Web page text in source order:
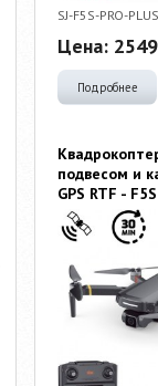
SJ-F5S-PRO-
Цена:
Подробнее
подвесом и
GPS RTF -